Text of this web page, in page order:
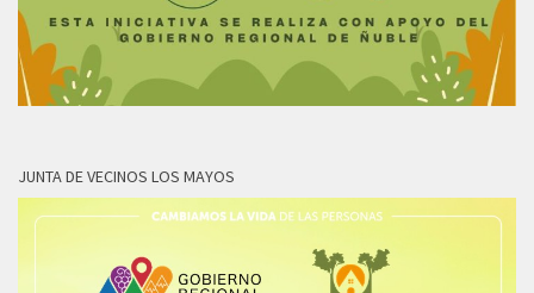
JUNTA DE VECINOS LOS MAYOS